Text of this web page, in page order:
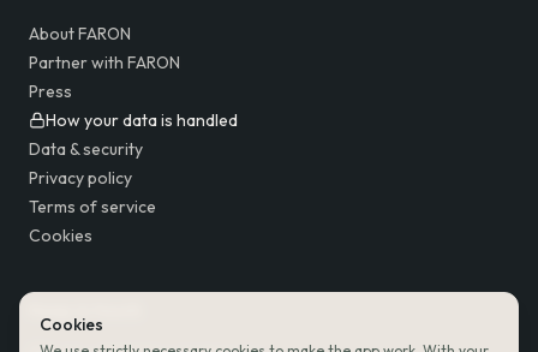
About FARON
Partner with FARON
Press
How your data is handled
Data & security
Privacy policy
Terms of service
Cookies
Cookies